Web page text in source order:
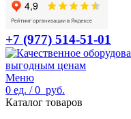
+7 (977) 514-51-01
Меню
0 ед. / 0 руб.
Каталог товаров